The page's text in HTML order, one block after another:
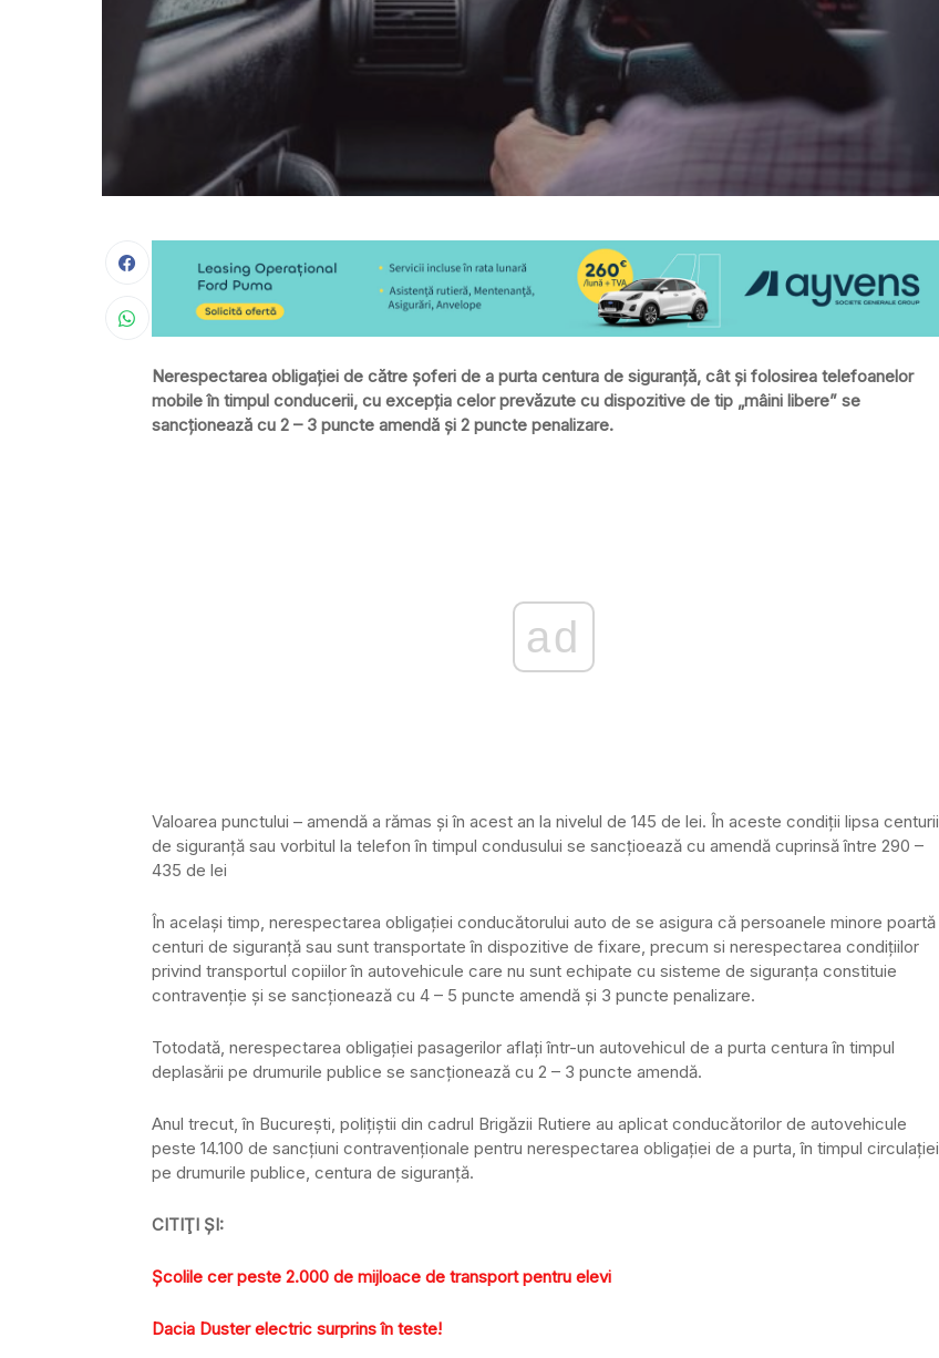
Nerespectarea obligaţiei de către şoferi de a purta centura de siguranţă, cât şi folosirea telefoanelor
mobile în timpul conducerii, cu excepţia celor prevăzute cu dispozitive de tip „mâini libere” se
sancţionează cu 2 – 3 puncte amendă şi 2 puncte penalizare.
ad
Valoarea punctului – amendă a rămas şi în acest an la nivelul de 145 de lei. În aceste condiţii lipsa centurii
de siguranţă sau vorbitul la telefon în timpul condusului se sancţioează cu amendă cuprinsă între 290 –
435 de lei
În acelaşi timp, nerespectarea obligaţiei conducătorului auto de se asigura că persoanele minore poartă
centuri de siguranţă sau sunt transportate în dispozitive de fixare, precum si nerespectarea condiţiilor
privind transportul copiilor în autovehicule care nu sunt echipate cu sisteme de siguranţa constituie
contravenţie şi se sancţionează cu 4 – 5 puncte amendă şi 3 puncte penalizare.
Totodată, nerespectarea obligaţiei pasagerilor aflaţi într-un autovehicul de a purta centura în timpul
deplasării pe drumurile publice se sancţionează cu 2 – 3 puncte amendă.
Anul trecut, în Bucureşti, poliţiştii din cadrul Brigăzii Rutiere au aplicat conducătorilor de autovehicule
peste 14.100 de sancţiuni contravenţionale pentru nerespectarea obligaţiei de a purta, în timpul circulaţiei
pe drumurile publice, centura de siguranţă.
CITIŢI ŞI:
Şcolile cer peste 2.000 de mijloace de transport pentru elevi
Dacia Duster electric surprins în teste!